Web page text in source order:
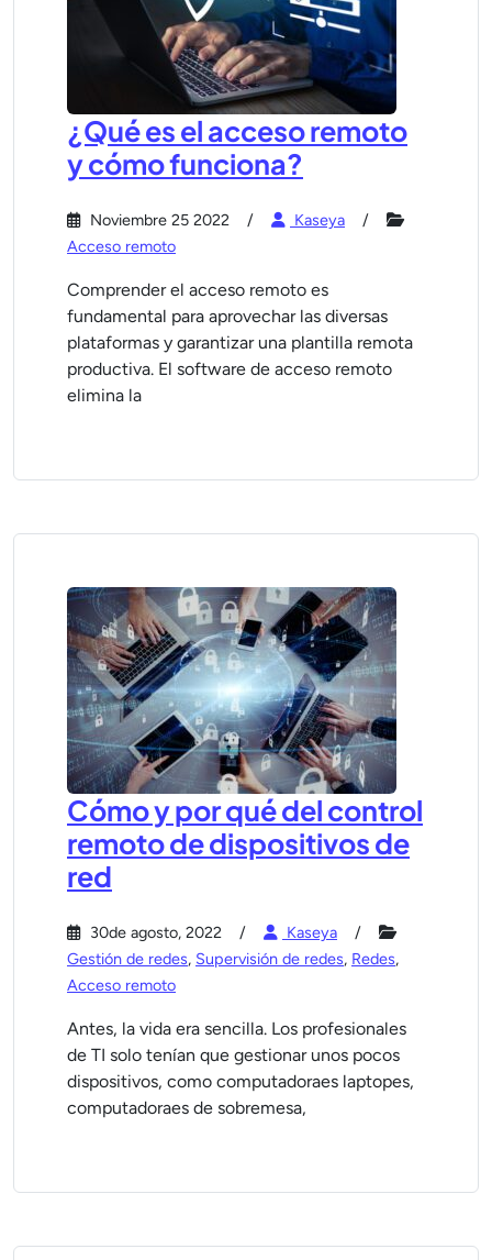
¿Qué es el acceso remoto
y cómo funciona?
Noviembre 25 2022
Kaseya
Acceso remoto
Comprender el acceso remoto es
fundamental para aprovechar las diversas
plataformas y garantizar una plantilla remota
productiva. El software de acceso remoto
elimina la
Cómo y por qué del control
remoto de dispositivos de
red
30de agosto, 2022
Kaseya
Gestión de redes, Supervisión de redes, Redes,
Acceso remoto
Antes, la vida era sencilla. Los profesionales
de TI solo tenían que gestionar unos pocos
dispositivos, como computadoraes laptopes,
computadoraes de sobremesa,